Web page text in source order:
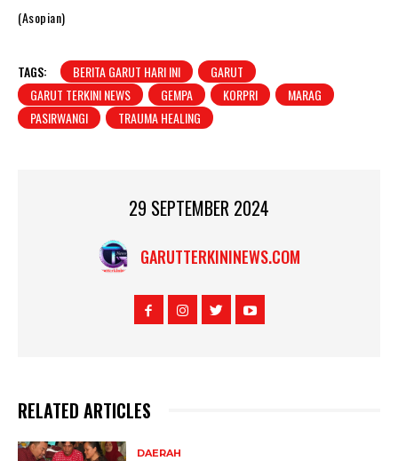
(Asopian)
TAGS: BERITA GARUT HARI INI
GARUT
GARUT TERKINI NEWS
GEMPA KORPRI
MARAG
PASIRWANGI
TRAUMA HEALING
29 SEPTEMBER 2024
GARUTTERKININEWS.COM
RELATED ARTICLES
DAERAH